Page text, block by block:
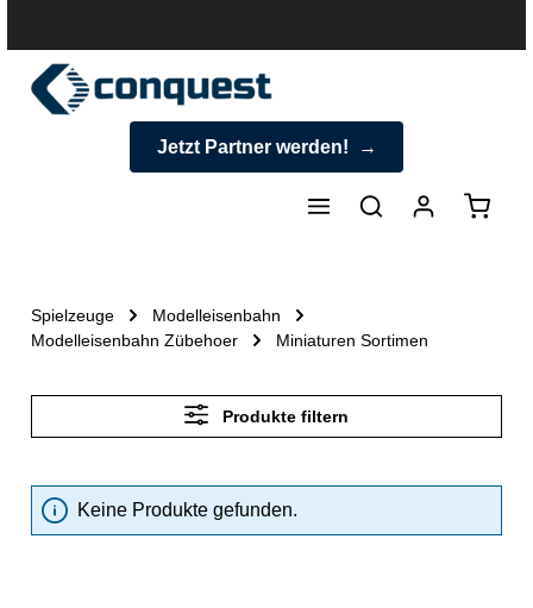
Jetzt Partner werden!
Spielzeuge
Modelleisenbahn
Modelleisenbahn Zübehoer
Miniaturen Sortimen
Produkte filtern
Keine Produkte gefunden.